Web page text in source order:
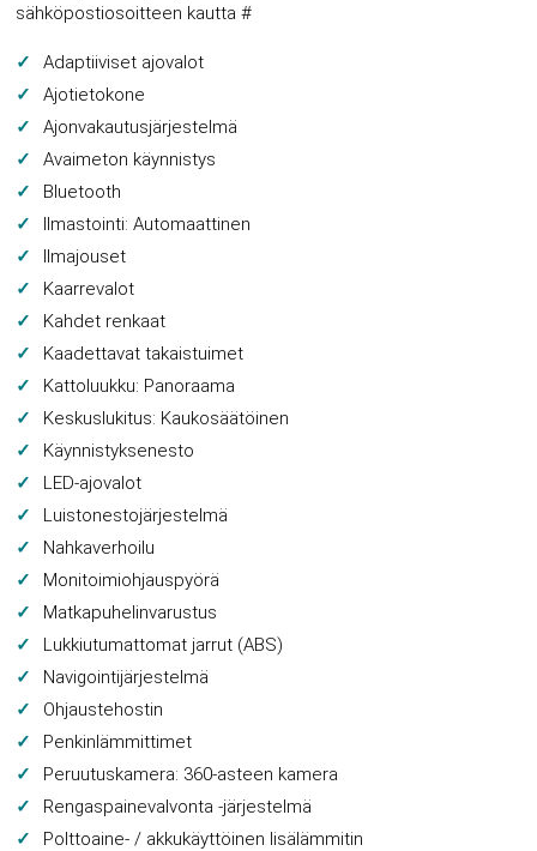
sähköpostiosoitteen kautta #
Adaptiiviset ajovalot
Ajotietokone
Ajonvakautusjärjestelmä
Avaimeton käynnistys
Bluetooth
Ilmastointi: Automaattinen
Ilmajouset
Kaarrevalot
Kahdet renkaat
Kaadettavat takaistuimet
Kattoluukku: Panoraama
Keskuslukitus: Kaukosäätöinen
Käynnistyksenesto
LED-ajovalot
Luistonestojärjestelmä
Nahkaverhoilu
Monitoimiohjauspyörä
Matkapuhelinvarustus
Lukkiutumattomat jarrut (ABS)
Navigointijärjestelmä
Ohjaustehostin
Penkinlämmittimet
Peruutuskamera: 360-asteen kamera
Rengaspainevalvonta -järjestelmä
Polttoaine- / akkukäyttöinen lisälämmitin